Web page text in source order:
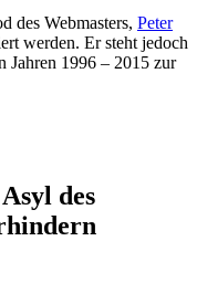
des Webmasters, Peter
werden. Er steht jedoch
Jahren 1996 – 2015 zur
des